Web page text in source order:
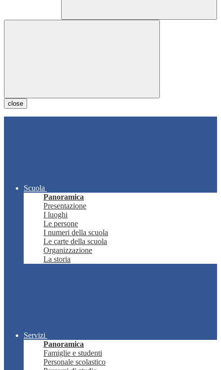
close
Scuola
Panoramica
Presentazione
I luoghi
Le persone
I numeri della scuola
Le carte della scuola
Organizzazione
La storia
Servizi
Panoramica
Famiglie e studenti
Personale scolastico